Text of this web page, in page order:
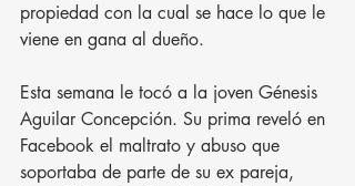
propiedad con la cual se hace lo que le
viene en gana al dueño.
Esta semana le tocó a la joven Génesis
Aguilar Concepción. Su prima reveló en
Facebook el maltrato y abuso que
soportaba de parte de su ex pareja,